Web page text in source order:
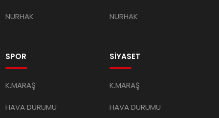
NURHAK NURHAK
SPOR
K.MARAŞ
HAVA DURUMU
SİYASET
K.MARAŞ
HAVA DURUMU